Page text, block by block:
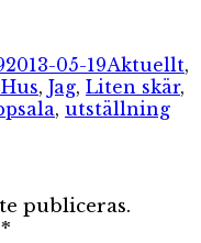
2013-05-19Aktuellt,
, Jag, Liten skär,
, utställning
publiceras.
*